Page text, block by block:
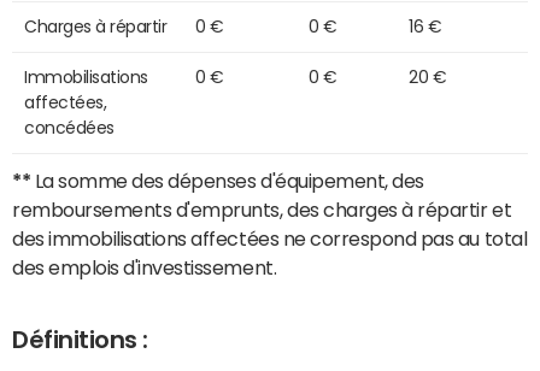
Charges à répartir 0 € 0 € 16 €
Immobilisations
affectées,
concédées
0 € 0 € 20 €
** La somme des dépenses d'équipement, des
remboursements d'emprunts, des charges à répartir et
des immobilisations affectées ne correspond pas au total
des emplois d'investissement.
Définitions :